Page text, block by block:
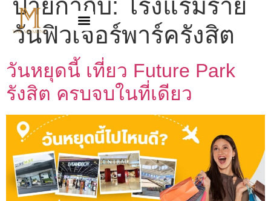
ป้ายกำกับ: โรงแรมราย
วันฟิวเจอร์พาร์ครังสิต
วันหยุดนี้ เที่ยว Future Park
รังสิต ครบจบในที่เดียว